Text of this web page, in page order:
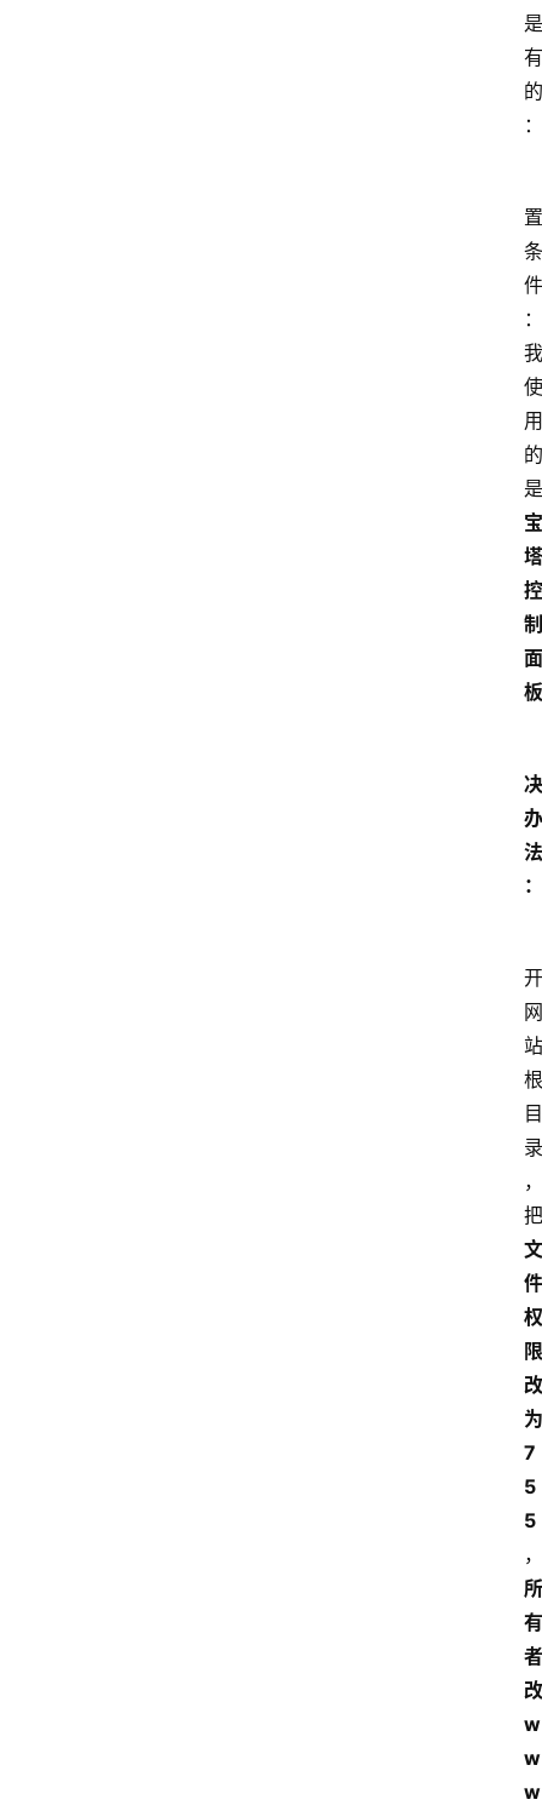
是
有
的
：
置
条
件
：
我
使
用
的
是
宝
塔
控
制
面
板
决
办
法
：
开
网
站
根
目
录
，
把
文
件
权
限
改
为
7
5
5
，
所
有
者
改
w
w
w